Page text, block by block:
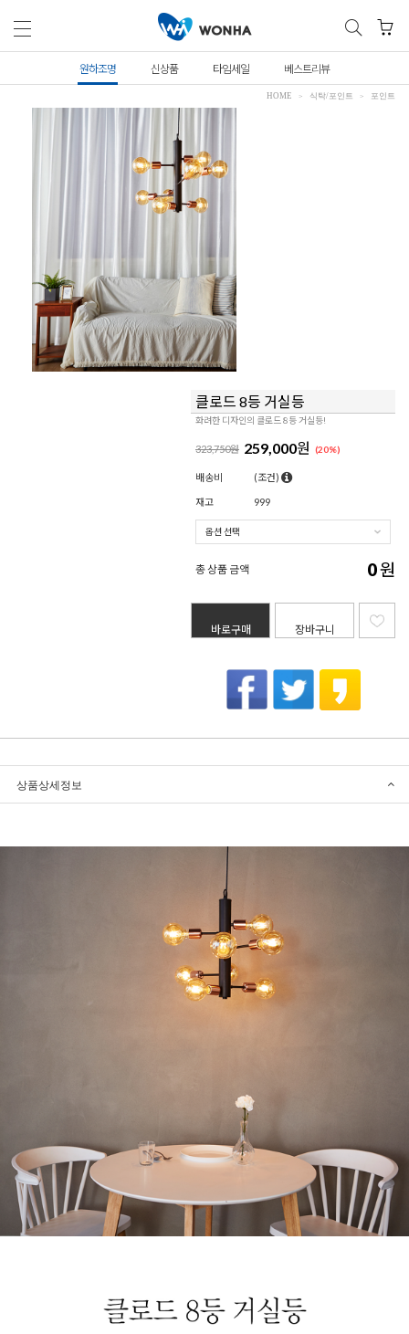
원하조명 신상품 타임세일 베스트리뷰
HOME 식탁/포인트 포인트
클로드 8등 거실등
화려한 디자인의 클로드 8등 거실등!
323,750원 259,000원 (20%)
배송비 (조건)
재고 999
총 상품 금액 0원
바로구매 장바구니
상품상세정보